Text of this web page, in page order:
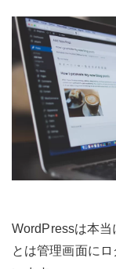
WordPressは本当
とは管理画面に